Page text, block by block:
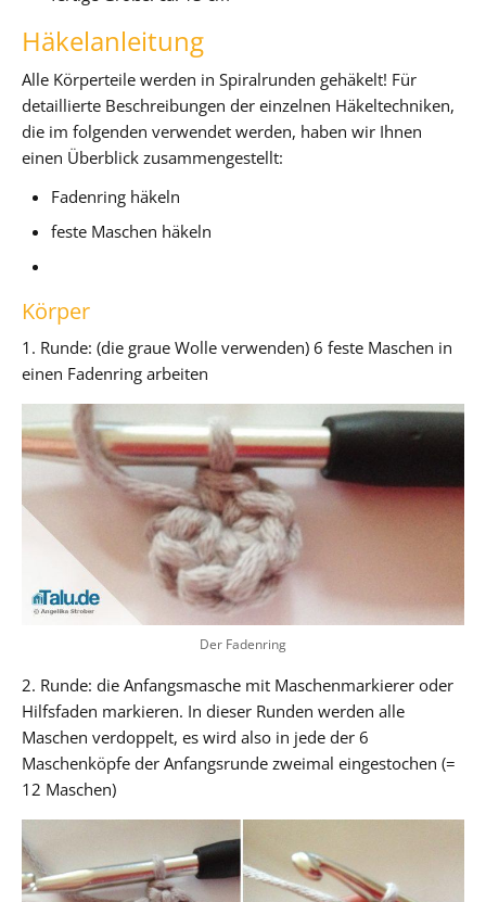
Häkelanleitung
Alle Körperteile werden in Spiralrunden gehäkelt! Für
detaillierte Beschreibungen der einzelnen Häkeltechniken,
die im folgenden verwendet werden, haben wir Ihnen
einen Überblick zusammengestellt:
Fadenring häkeln
feste Maschen häkeln
Körper
1. Runde: (die graue Wolle verwenden) 6 feste Maschen in
einen Fadenring arbeiten
Der Fadenring
2. Runde: die Anfangsmasche mit Maschenmarkierer oder
Hilfsfaden markieren. In dieser Runden werden alle
Maschen verdoppelt, es wird also in jede der 6
Maschenköpfe der Anfangsrunde zweimal eingestochen (=
12 Maschen)